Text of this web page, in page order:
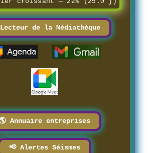
de la Médiathèque
Annuaire entreprises
📢 Alertes Séismes